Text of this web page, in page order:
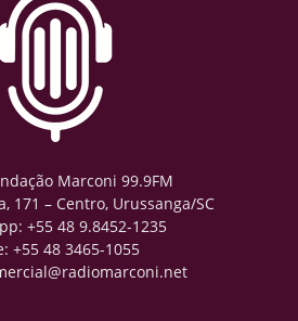
Marconi 99.9FM
171 – Centro, Urussanga/SC
+55 48 9.8452-1235
+55 48 3465-1055